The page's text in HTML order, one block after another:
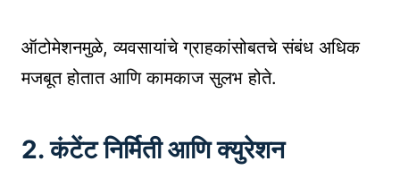
ऑटोमेशनमुळे, व्यवसायांचे ग्राहकांसोबतचे संबंध अधिक
मजबूत होतात आणि कामकाज सुलभ होते.
2. कंटेंट निर्मिती आणि क्युरेशन